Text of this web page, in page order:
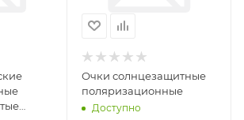
Очки солнцезащитные
поляризационные
Доступно